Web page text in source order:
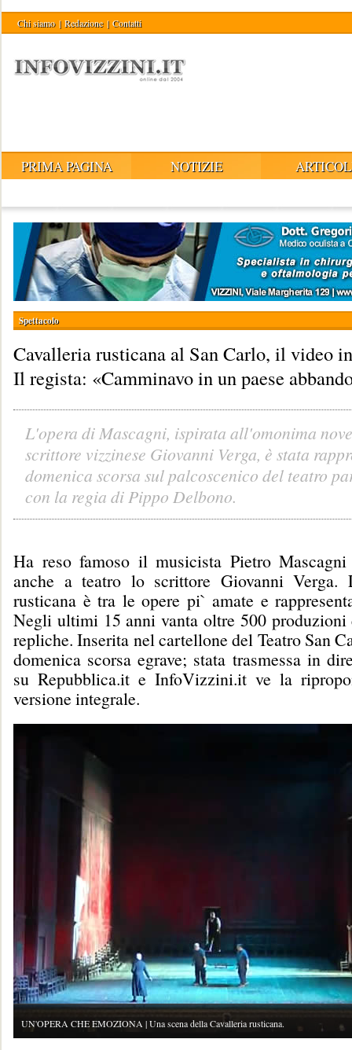
Chi siamo | Redazione | Contatti
PRIMA PAGINA NOTIZIE
Spettacolo
Cavalleria rusticana al San Carlo, il video
Il regista: «Camminavo in un paese
L'opera di Mascagni, ispirata all'omonima
scrittore vizzinese Giovanni Verga, è stata
domenica scorsa sul palcoscenico del teatro
con la regia di Pippo Delbono.
Ha reso famoso il musicista Pietro Mascagni
anche a teatro lo scrittore Giovanni Verga.
rusticana è tra le opere pi` amate e
Negli ultimi 15 anni vanta oltre 500 produzioni
repliche. Inserita nel cartellone del Teatro San
domenica scorsa egrave; stata trasmessa in
su Repubblica.it e InfoVizzini.it ve la
versione integrale.
UN'OPERA CHE EMOZIONA | Una scena della Cavalleria rusticana.